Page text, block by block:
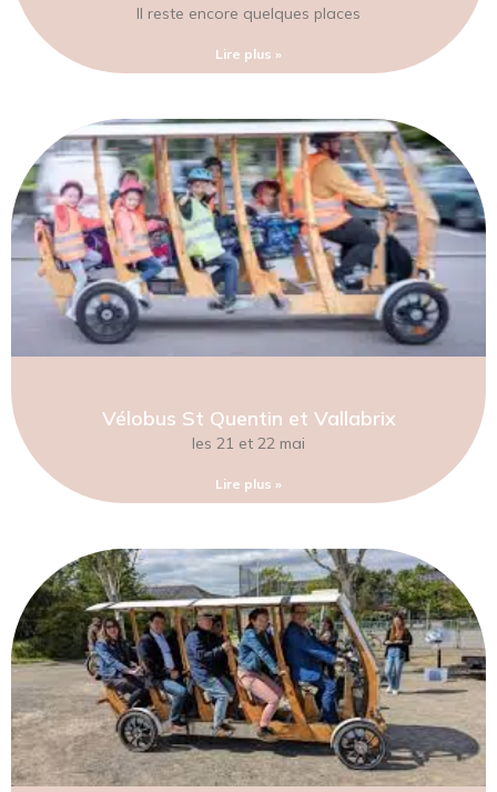
Il reste encore quelques places
Lire plus »
Vélobus St Quentin et Vallabrix
les 21 et 22 mai
Lire plus »